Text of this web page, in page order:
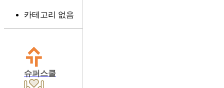
카테고리 없음
슈퍼스쿨